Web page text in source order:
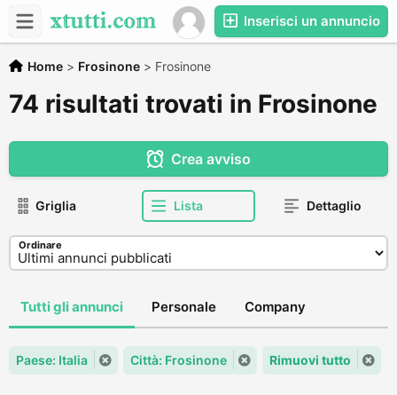
Inserisci un annuncio
Home > Frosinone > Frosinone
74 risultati trovati in Frosinone
Crea avviso
Griglia Lista Dettaglio
Ordinare
Tutti gli annunci Personale Company
Paese: Italia Città: Frosinone Rimuovi tutto